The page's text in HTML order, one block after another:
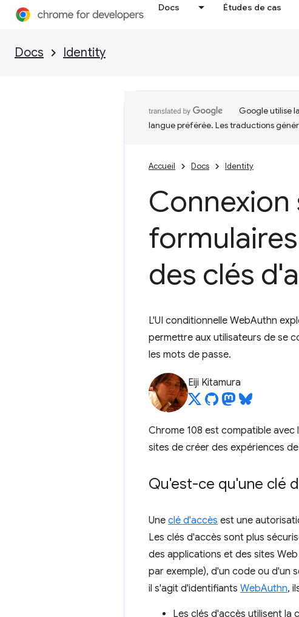
Docs Études de cas
Docs Identity
Google utilise
langue préférée. Les traductions
Accueil Docs Identity
Connexion
des clés
L'UI conditionnelle WebAuthn
permettre aux utilisateurs de se
les mots de passe.
Eiji Kitamura
Chrome 108 est compatible
sites de créer des expériences
Qu'est-ce qu'une clé
Une clé d'accès est une
Les clés d'accès sont plus
des applications et des sites
par exemple), d'un code ou d'un
il s'agit d'identifiants WebAuthn,
Les clés d'accès utilisent la